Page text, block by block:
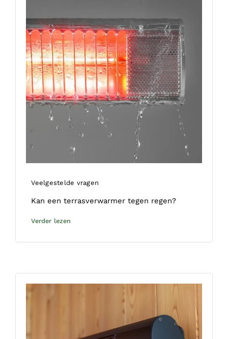
Veelgestelde vragen
Kan een terrasverwarmer tegen regen?
Verder lezen